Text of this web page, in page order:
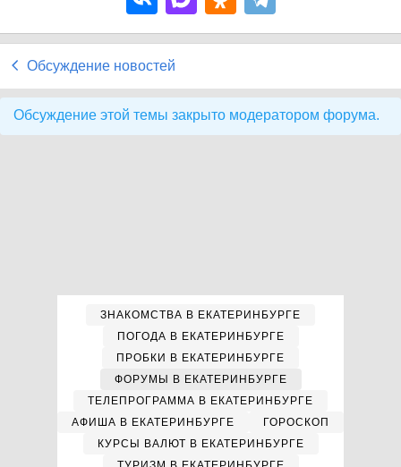
Обсуждение новостей
Обсуждение этой темы закрыто модератором форума.
ЗНАКОМСТВА В ЕКАТЕРИНБУРГЕ
ПОГОДА В ЕКАТЕРИНБУРГЕ
ПРОБКИ В ЕКАТЕРИНБУРГЕ
ФОРУМЫ В ЕКАТЕРИНБУРГЕ
ТЕЛЕПРОГРАММА В ЕКАТЕРИНБУРГЕ
АФИША В ЕКАТЕРИНБУРГЕ
ГОРОСКОП
КУРСЫ ВАЛЮТ В ЕКАТЕРИНБУРГЕ